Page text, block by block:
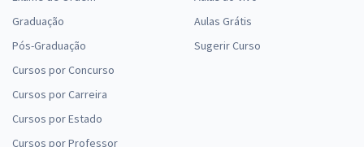
Graduação
Pós-Graduação
Cursos por Concurso
Cursos por Carreira
Cursos por Estado
Cursos por Professor
Aulas Grátis
Sugerir Curso